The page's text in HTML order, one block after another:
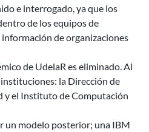
e interrogado, ya que los
de los equipos de
de organizaciones
de UdelaR es eliminado. Al
la Dirección de
y el Instituto de Computación
un modelo posterior; una IBM